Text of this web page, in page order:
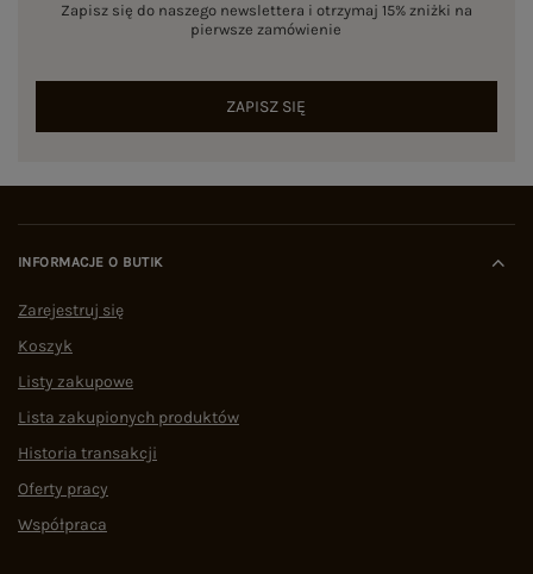
Zapisz się do naszego newslettera i otrzymaj 15% zniżki na
pierwsze zamówienie
ZAPISZ SIĘ
INFORMACJE O BUTIK
Zarejestruj się
Koszyk
Listy zakupowe
Lista zakupionych produktów
Historia transakcji
Oferty pracy
Współpraca